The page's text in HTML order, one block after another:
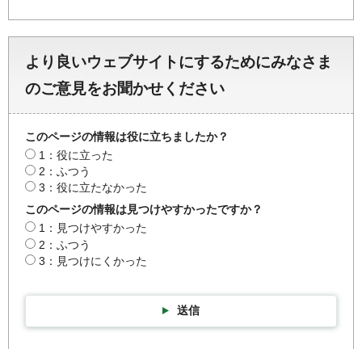
より良いウェブサイトにするためにみなさま
のご意見をお聞かせください
このページの情報は役に立ちましたか？
1：役に立った
2：ふつう
3：役に立たなかった
このページの情報は見つけやすかったですか？
1：見つけやすかった
2：ふつう
3：見つけにくかった
送信